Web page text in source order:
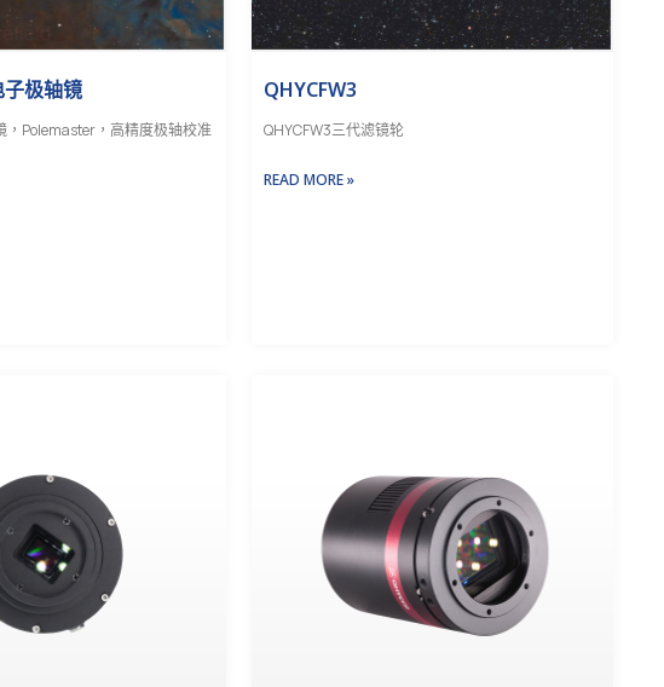
极轴镜
，Polemaster，高精度极轴校准
QHYCFW3
QHYCFW3三代滤镜轮
READ MORE »